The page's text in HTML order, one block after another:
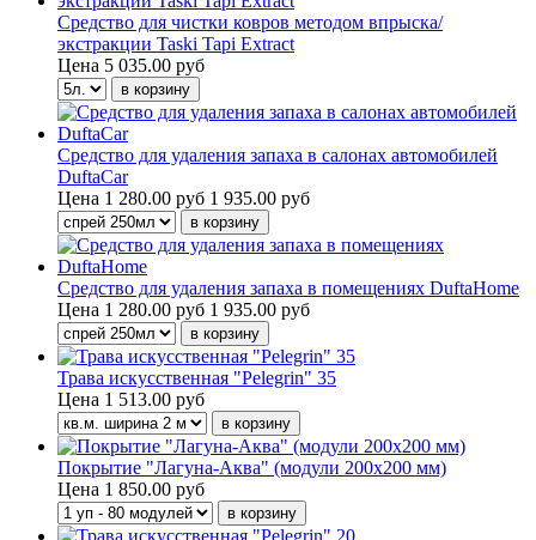
Средство для чистки ковров методом впрыска/
экстракции Taski Tapi Extract
Цена 5 035.00 руб
Средство для удаления запаха в салонах автомобилей
DuftaCar
Цена 1 280.00 руб 1 935.00 руб
Средство для удаления запаха в помещениях DuftaHome
Цена 1 280.00 руб 1 935.00 руб
Трава искусственная "Pelegrin" 35
Цена 1 513.00 руб
Покрытие "Лагуна-Аква" (модули 200х200 мм)
Цена 1 850.00 руб